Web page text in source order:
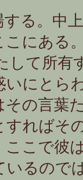
る。中
こにある
して所
いにとら
その言葉
すればそ
ここで彼
いるので